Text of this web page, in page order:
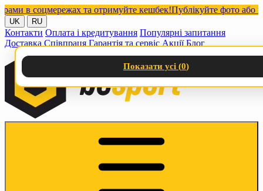
в соцмережах та отримуйте кешбек!Публікуйте фото або
UK RU
Контакти Оплата і кредитування Популярні запитання
Доставка Співпраця Гарантія та сервіс Акції Блог
Показати усі (0)